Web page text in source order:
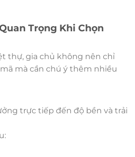
Trọng Khi Chọn
thự, gia chủ không nên chỉ
mà cần chú ý thêm nhiều
trực tiếp đến độ bền và trải